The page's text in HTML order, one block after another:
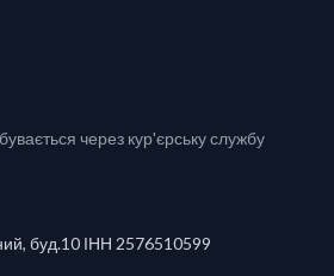
через кур'єрську службу
буд.10 ІНН 2576510599